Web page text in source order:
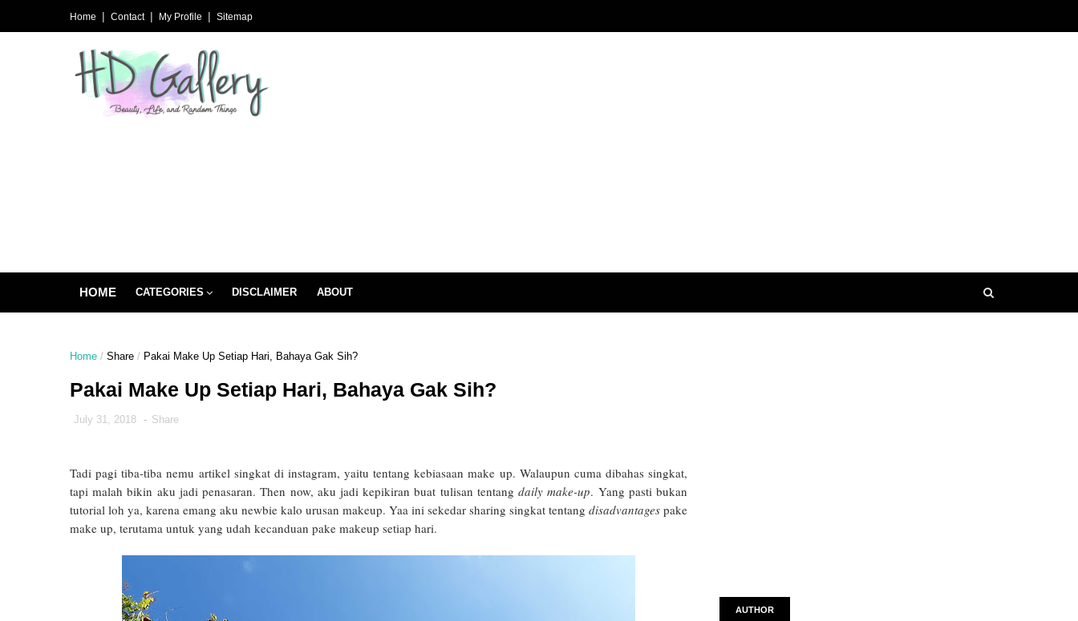
Home Contact My Profile Sitemap
HOME CATEGORIES DISCLAIMER ABOUT
Home / Share / Pakai Make Up Setiap Hari, Bahaya Gak Sih?
Pakai Make Up Setiap Hari, Bahaya Gak Sih?
July 31, 2018 - Share
Tadi pagi tiba-tiba nemu artikel singkat di instagram, yaitu tentang kebiasaan make up. Walaupun cuma dibahas singkat,
tapi malah bikin aku jadi penasaran. Then now, aku jadi kepikiran buat tulisan tentangdaily make-up. Yang pasti bukan
tutorial loh ya, karena emang aku newbie kalo urusan makeup. Yaa ini sekedar sharing singkat tentang disadvantages pake
make up, terutama untuk yang udah kecanduan pake makeup setiap hari.
AUTHOR